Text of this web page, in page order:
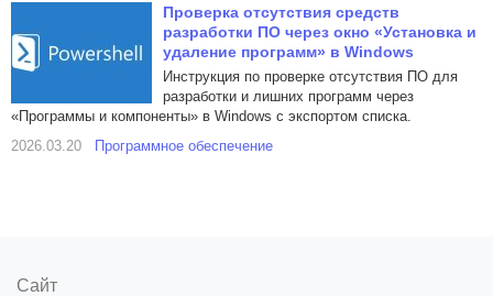
Проверка отсутствия средств
разработки ПО через окно «Установка и
удаление программ» в Windows
Инструкция по проверке отсутствия ПО для
разработки и лишних программ через
«Программы и компоненты» в Windows с экспортом списка.
2026.03.20
Программное обеспечение
Сайт